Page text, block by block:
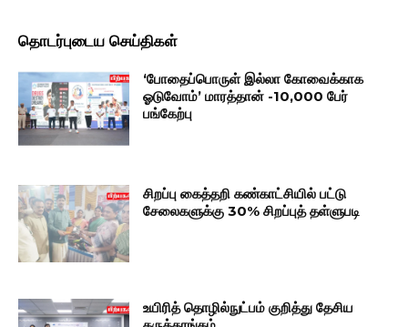
தொடர்புடைய செய்திகள்
‘போதைப்பொருள் இல்லா கோவைக்காக
ஓடுவோம்’ மாரத்தான் -10,000 பேர்
பங்கேற்பு
சிறப்பு கைத்தறி கண்காட்சியில் பட்டு
சேலைகளுக்கு 30% சிறப்புத் தள்ளுபடி
உயிரித் தொழில்நுட்பம் குறித்து தேசிய